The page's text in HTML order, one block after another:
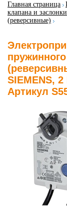
Главная страница
клапана и заслонки
(реверсивные)
SIEMENS,
Артикул